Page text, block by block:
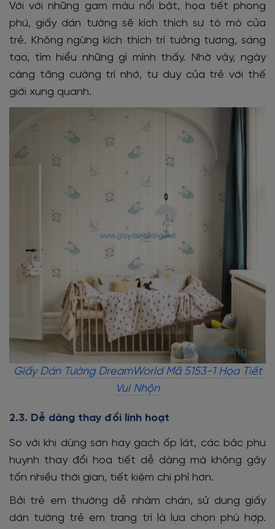
Với với những gam màu nổi bật, họa tiết phong
phú, giấy dán tường sẽ kích thích sự tò mò của
trẻ. Không ngừng kích thích trí tưởng tượng, sáng
tạo, tìm hiểu những gì mình thấy. Nhờ vậy, ngày
càng tăng cường trí nhớ, tư duy của trẻ với thế
giới xung quanh.
Giấy Dán Tường DreamWorld Mã 5153-1 Họa Tiết
Vui Nhộn
2.3. Dễ dàng thay đổi linh hoạt
So với khi dùng sơn hay gạch ốp lát, các bậc phụ
huynh thay đổi họa tiết dễ dàng mà không gây
tốn nhiều thời gian, tiết kiệm chi phí hơn.
Bởi trẻ em thường dễ nhàm chán, sử dụng giấy
dán tường trẻ em trang trí là lựa chọn phù hợp.